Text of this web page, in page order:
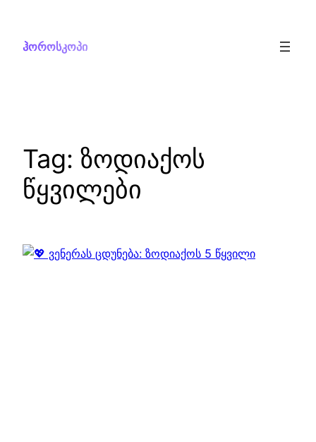
content
ჰოროსკოპი
Tag: ზოდიაქოს
წყვილები